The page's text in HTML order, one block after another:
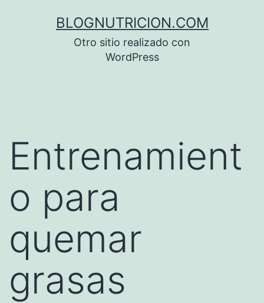
BLOGNUTRICION.COM
Otro sitio realizado con
WordPress
Entrenamient
o para
quemar
grasas